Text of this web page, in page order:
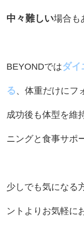
中々難しい場合も
BEYONDではダイ
る 、体重だけにフ
成功後も体型を維
ニングと食事サポ
少しでも気になる
ントよりお気軽に